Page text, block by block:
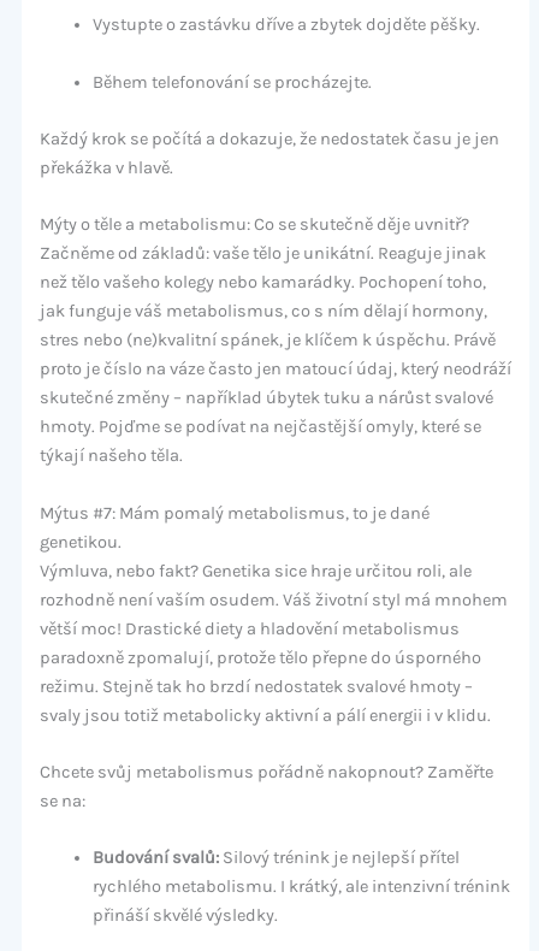
Vystupte o zastávku dříve a zbytek dojděte pěšky.
Během telefonování se procházejte.
Každý krok se počítá a dokazuje, že nedostatek času je jen
překážka v hlavě.
Mýty o těle a metabolismu: Co se skutečně děje uvnitř?
Začněme od základů: vaše tělo je unikátní. Reaguje jinak
než tělo vašeho kolegy nebo kamarádky. Pochopení toho,
jak funguje váš metabolismus, co s ním dělají hormony,
stres nebo (ne)kvalitní spánek, je klíčem k úspěchu. Právě
proto je číslo na váze často jen matoucí údaj, který neodráží
skutečné změny – například úbytek tuku a nárůst svalové
hmoty. Pojďme se podívat na nejčastější omyly, které se
týkají našeho těla.
Mýtus #7: Mám pomalý metabolismus, to je dané
genetikou.
Výmluva, nebo fakt? Genetika sice hraje určitou roli, ale
rozhodně není vaším osudem. Váš životní styl má mnohem
větší moc! Drastické diety a hladovění metabolismus
paradoxně zpomalují, protože tělo přepne do úsporného
režimu. Stejně tak ho brzdí nedostatek svalové hmoty –
svaly jsou totiž metabolicky aktivní a pálí energii i v klidu.
Chcete svůj metabolismus pořádně nakopnout? Zaměřte
se na:
Budování svalů:Silový trénink je nejlepší přítel
rychlého metabolismu. I krátký, ale intenzivní trénink
přináší skvělé výsledky.